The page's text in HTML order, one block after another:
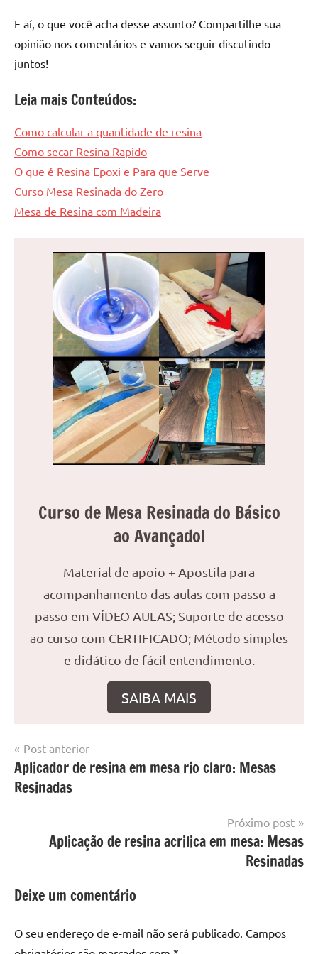
E aí, o que você acha desse assunto? Compartilhe sua
opinião nos comentários e vamos seguir discutindo
juntos!
Leia mais Conteúdos:
Como calcular a quantidade de resina
Como secar Resina Rapido
O que é Resina Epoxi e Para que Serve
Curso Mesa Resinada do Zero
Mesa de Resina com Madeira
Curso de Mesa Resinada do Básico
ao Avançado!
Material de apoio + Apostila para
acompanhamento das aulas com passo a
passo em VÍDEO AULAS; Suporte de acesso
ao curso com CERTIFICADO; Método simples
e didático de fácil entendimento.
SAIBA MAIS
Marcado
com
mesa
epoxi
mesa
madeira,
Mesa
resinada
Navegação
de
Post
Post anterior
Aplicador de resina em mesa rio claro: Mesas
Resinadas
Próximo post
Aplicação de resina acrilica em mesa: Mesas
Resinadas
Deixe um comentário
O seu endereço de e-mail não será publicado. Campos